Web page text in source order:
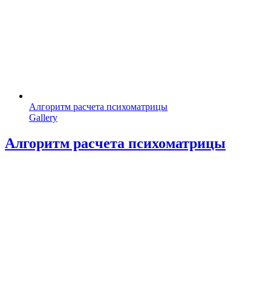
Алгоритм расчета психоматрицы
Gallery
Алгоритм расчета психоматрицы